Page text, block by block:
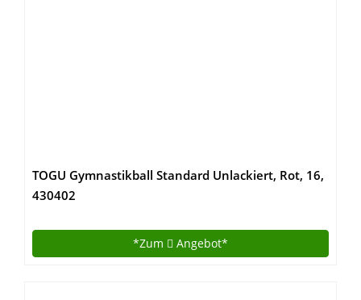
TOGU Gymnastikball Standard Unlackiert, Rot, 16,
430402
*Zum Angebot*